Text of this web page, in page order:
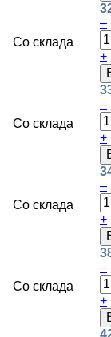
Со склада
–
+
Со склада
–
+
Со склада
–
+
Со склада
–
+